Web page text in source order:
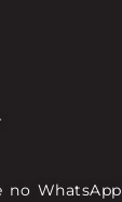
no WhatsApp